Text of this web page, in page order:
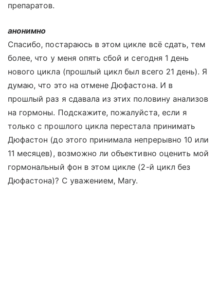
препаратов.
анонимно
Спасибо, постараюсь в этом цикле всё сдать, тем
более, что у меня опять сбой и сегодня 1 день
нового цикла (прошлый цикл был всего 21 день). Я
думаю, что это на отмене Дюфастона. И в
прошлый раз я сдавала из этих половину анализов
на гормоны. Подскажите, пожалуйста, если я
только с прошлого цикла перестала принимать
Дюфастон (до этого принимала непрерывно 10 или
11 месяцев), возможно ли объективно оценить мой
гормональный фон в этом цикле (2-й цикл без
Дюфастона)? С уважением, Mary.